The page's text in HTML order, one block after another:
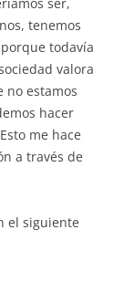
tenemos
todavía
valora
no estamos
hacer
me hace
a través de
el siguiente